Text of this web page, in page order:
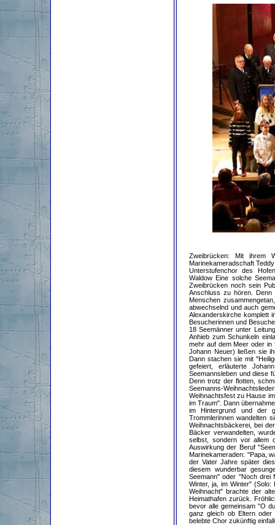
Zweibrücken: Mit ihrem
Marinekameradschaft
Unterstufenchor des
Waldow Eine solche
Zweibrücken noch sein
Anschluss zu hören. Denn
Menschen
abwechselnd und auch
Alexanderskirche komplett
Besucherinnen und
18 Seemänner unter
Anhieb zum Schunkeln
mehr auf dem Meer oder in
Johann Neuer) ließen sie
Dann stachen sie mit
gefeiert, erläuterte
Seemannsleben und diese
Denn trotz der flotten,
Seemanns-
Weihnachtsfest zu Hause
im Traum". Dann
im Hintergrund und der
Trommlerinnen wandelten
Weihnachtsbäckerei, bei
Bäcker verwandelten,
selbst, sondern vor allem
Auswirkung der Beruf
Marinekameraden: "Papa,
der Vater Jahre später
diesem wunderbar
Seemann" oder "Noch drei
Winter, ja, im Winter"
Weihnacht" brachte der
Heimathafen zurück.
bevor alle gemeinsam "O
ganz gleich ob Eltern oder
belebte Chor zukünftig